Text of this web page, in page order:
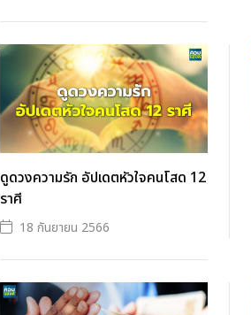
ดูดวงความรัก อัปเดตหัวใจคนโสด 12
ราศี
18 กันยายน 2566